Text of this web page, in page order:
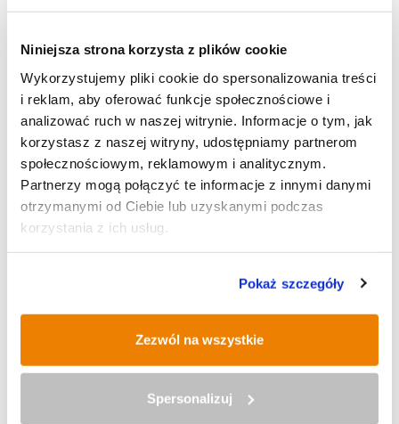
Niniejsza strona korzysta z plików cookie
Wykorzystujemy pliki cookie do spersonalizowania treści
i reklam, aby oferować funkcje społecznościowe i
analizować ruch w naszej witrynie. Informacje o tym, jak
korzystasz z naszej witryny, udostępniamy partnerom
społecznościowym, reklamowym i analitycznym.
Partnerzy mogą połączyć te informacje z innymi danymi
otrzymanymi od Ciebie lub uzyskanymi podczas
korzystania z ich usług.
Pokaż szczegóły
Zezwól na wszystkie
Spersonalizuj
POLECANE
IX Rudzki Półmaraton Industrialny
Historyczna operacja inżynieryjna
na budowie trasy N-S
Biblioteka